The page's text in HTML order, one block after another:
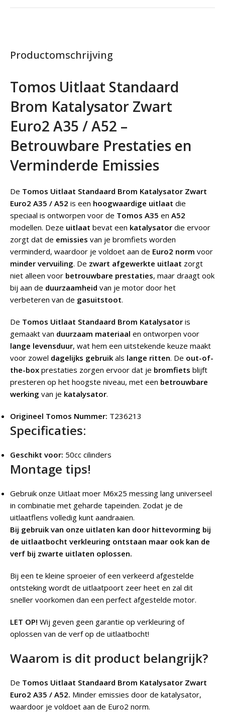
Productomschrijving
Tomos Uitlaat Standaard
Brom Katalysator Zwart
Euro2 A35 / A52 –
Betrouwbare Prestaties en
Verminderde Emissies
De Tomos Uitlaat Standaard Brom Katalysator Zwart
Euro2 A35 / A52 is een hoogwaardige uitlaat die
speciaal is ontworpen voor de Tomos A35 en A52
modellen. Deze uitlaat bevat een katalysator die ervoor
zorgt dat de emissies van je bromfiets worden
verminderd, waardoor je voldoet aan de Euro2 norm voor
minder vervuiling. De zwart afgewerkte uitlaat zorgt
niet alleen voor betrouwbare prestaties, maar draagt ook
bij aan de duurzaamheid van je motor door het
verbeteren van de gasuitstoot.
De Tomos Uitlaat Standaard Brom Katalysator is
gemaakt van duurzaam materiaal en ontworpen voor
lange levensduur, wat hem een uitstekende keuze maakt
voor zowel dagelijks gebruik als lange ritten. De out-of-
the-box prestaties zorgen ervoor dat je bromfiets blijft
presteren op het hoogste niveau, met een betrouwbare
werking van je katalysator.
Origineel Tomos Nummer: T236213
Specificaties:
Geschikt voor: 50cc cilinders
Montage tips!
Gebruik onze Uitlaat moer M6x25 messing lang universeel
in combinatie met geharde tapeinden. Zodat je de
uitlaatflens volledig kunt aandraaien.
Bij gebruik van onze uitlaten kan door hittevorming bij
de uitlaatbocht verkleuring ontstaan maar ook kan de
verf bij zwarte uitlaten oplossen.
Bij een te kleine sproeier of een verkeerd afgestelde
ontsteking wordt de uitlaatpoort zeer heet en zal dit
sneller voorkomen dan een perfect afgestelde motor.
LET OP! Wij geven geen garantie op verkleuring of
oplossen van de verf op de uitlaatbocht!
Waarom is dit product belangrijk?
De Tomos Uitlaat Standaard Brom Katalysator Zwart
Euro2 A35 / A52. Minder emissies door de katalysator,
waardoor je voldoet aan de Euro2 norm.